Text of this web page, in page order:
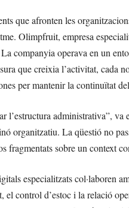
que afronten les
Olimpfruit, empresa
companyia operava en un
que creixia l’activitat, cada
per mantenir la continuïtat
l’estructura administrativa”,
organitzatiu. La qüestió no
fragmentats sobre un context
especialitzats col·laboren
control d’estoc i la relació